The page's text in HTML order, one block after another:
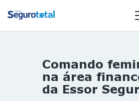
NOTÍCIAS
REVISTA
Comando
na área
da Essor